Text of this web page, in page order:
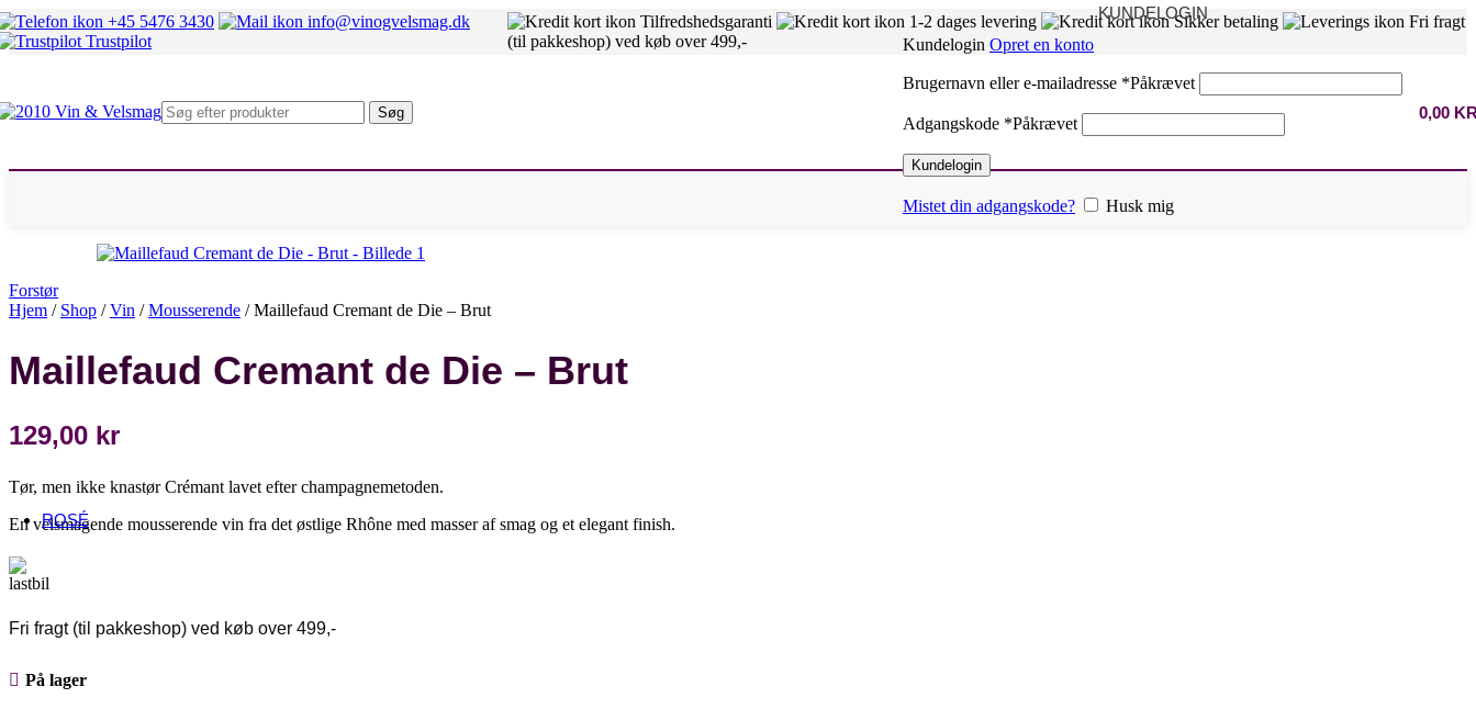
+45 5476 3430
info@vinogvelsmag.dk
Trustpilot
Tilfredshedsgaranti 1-2 dages levering Sikker betaling
Fri fragt
(til pakkeshop) ved køb over 499,-
Søg
KUNDELOGIN
Kundelogin Opret en konto
Brugernavn eller e-mailadresse *Påkrævet
Adgangskode *Påkrævet
Kundelogin
Mistet din adgangskode? Husk mig
0,00
Rheingau
Fransk hvidvin
Bourgogne
Chablis
Italiensk hvidvin
Alto Adige
Piemonte
Sicilien
Veneto
Andre lande
Sydafrika
USA
ROSÉ
Sancerre
Italiensk rosé
Forstør
Hjem / Shop /Vin /Mousserende /Maillefaud Cremant de Die – Brut
Maillefaud Cremant de Die – Brut
129,00 kr
Tør, men ikke knastør Crémant lavet efter champagnemetoden.
En velsmagende mousserende vin fra det østlige Rhône med masser af smag og et elegant finish.
Fri fragt (til pakkeshop) ved køb over 499,-
På lager